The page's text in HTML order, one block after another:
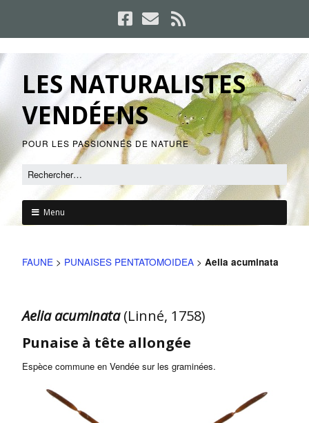
LES NATURALISTES
VENDÉENS
POUR LES PASSIONNÉS DE NATURE
Menu
FAUNE > PUNAISES PENTATOMOIDEA > Aelia acuminata
Aelia acuminata(Linné, 1758)
Punaise à tête allongée
Espèce commune en Vendée sur les graminées.